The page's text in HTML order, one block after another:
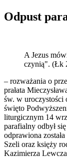
Odpust
A Jezus
czynią". (Łk
– rozważania o
prałata
św. w
święto
liturgicznym 14
parafialny odbył
odprawiona
Szeli oraz księży
Kazimierza